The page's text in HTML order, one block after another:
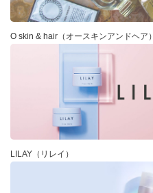
O skin & hair（オースキンアンドヘア）
LILAY（リレイ）